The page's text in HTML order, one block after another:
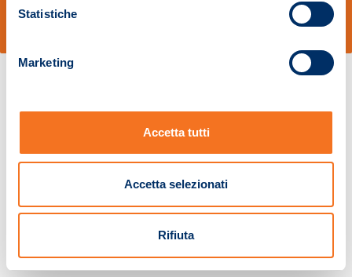
Statistiche
Marketing
Accetta tutti
Accetta selezionati
Rifiuta
Pistoia 01680210505 – R.E.A. n.155974 - Cap.Soc. € 2.000.000,00 i.v. La
Società adotta il Codice Etico D.lgs. 231/01